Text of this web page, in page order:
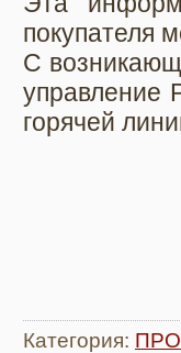
покупателя
С
управление
горячей
Категория: